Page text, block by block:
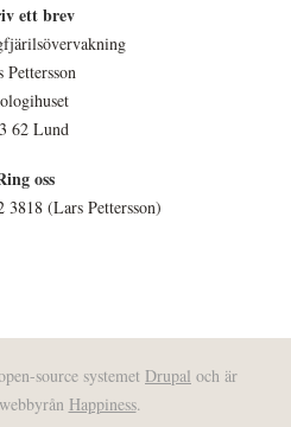
ett brev
Pettersson
62 Lund
oss
3818 (Lars Pettersson)
source systemet Drupal och är
Happiness.